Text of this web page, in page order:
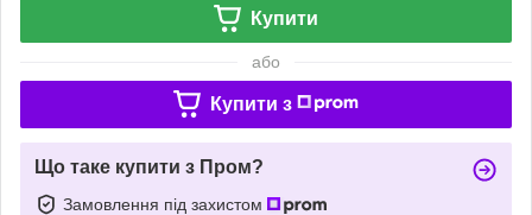
Купити
або
Купити з
Що таке купити з Пром?
Замовлення під захистом